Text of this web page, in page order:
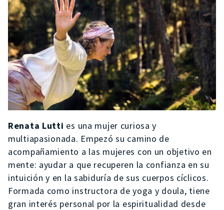
Renata Lutti es una mujer curiosa y
multiapasionada. Empezó su camino de
acompañamiento a las mujeres con un objetivo en
mente: ayudar a que recuperen la confianza en su
intuición y en la sabiduría de sus cuerpos cíclicos.
Formada como instructora de yoga y doula, tiene
gran interés personal por la espiritualidad desde